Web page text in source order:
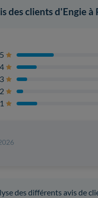
des clients d'Engie à
5
4
3
2
1
des différents avis de